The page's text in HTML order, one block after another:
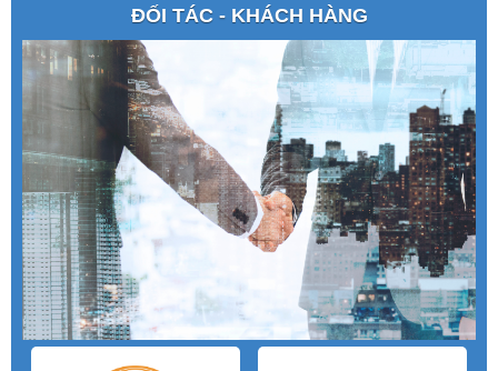
ĐỐI TÁC - KHÁCH HÀNG